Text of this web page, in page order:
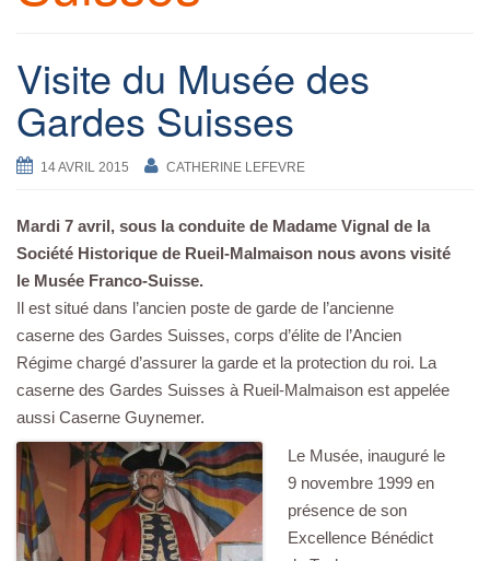
n
Visite du Musée des
Gardes Suisses
14 AVRIL 2015 CATHERINE LEFEVRE
Mardi 7 avril, sous la conduite de Madame Vignal de la
Société Historique de Rueil-Malmaison nous avons visité
le Musée Franco-Suisse.
Il est situé dans l’ancien poste de garde de l’ancienne
caserne des Gardes Suisses, corps d’élite de l’Ancien
Régime chargé d’assurer la garde et la protection du roi. La
caserne des Gardes Suisses à Rueil-Malmaison est appelée
aussi Caserne Guynemer.
Le Musée, inauguré le
9 novembre 1999 en
présence de son
Excellence Bénédict